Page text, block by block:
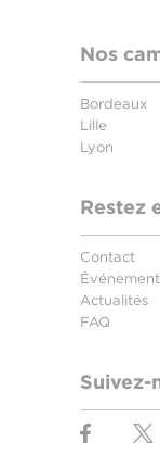
Nos
Bordeaux
Lille
Lyon
Restez
Contact
Actualités
FAQ
Suivez-